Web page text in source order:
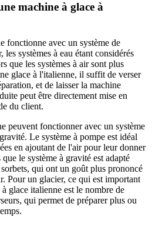
machine à glace à
fonctionne avec un système de
les systèmes à eau étant considérés
que les systèmes à air sont plus
glace à l'italienne, il suffit de verser
et de laisser la machine
peut être directement mise en
du client.
peuvent fonctionner avec un système
Le système à pompe est idéal
en ajoutant de l'air pour leur donner
le système à gravité est adapté
qui ont un goût plus prononcé
Pour un glacier, ce qui est important
glace italienne est le nombre de
qui permet de préparer plus ou